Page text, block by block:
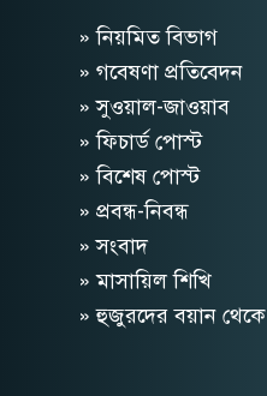
» নিয়মিত বিভাগ
» গবেষণা প্রতিবেদন
» সুওয়াল-জাওয়াব
» ফিচার্ড পোস্ট
» বিশেষ পোস্ট
» প্রবন্ধ-নিবন্ধ
» সংবাদ
» মাসায়িল শিখি
» হুজুরদের বয়ান থেকে